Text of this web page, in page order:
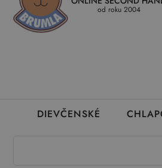
Kedy a ako dostanem tovar Ako
od roku 2004
DIEVČENSKÉ